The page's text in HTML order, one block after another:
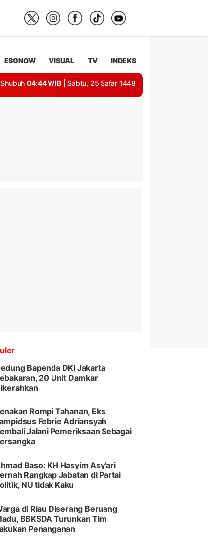
ESGNOW VISUAL TV INDEKS
Shubuh 04:44 WIB | Sabtu, 25 Safar 1448
Bapenda DKI Jakarta
20 Unit Damkar
Rompi Tahanan, Eks
Febrie Adriansyah
Jalani Pemeriksaan Sebagai
Baso: KH Hasyim Asy'ari
Rangkap Jabatan di Partai
NU tidak Kaku
di Riau Diserang Beruang
BBKSDA Turunkan Tim
Penanganan